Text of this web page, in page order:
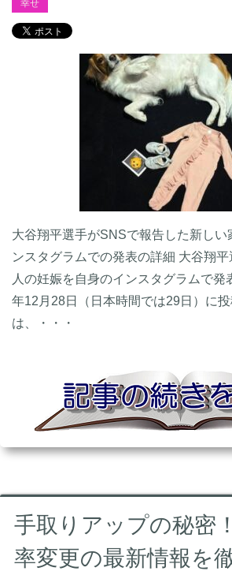
幸せ
大谷翔平選手がSNSで報告した新しい
ンスタグラムでの発表の詳細 大谷翔
人の妊娠を自身のインスタグラムで発
年12月28日（日本時間では29日）に
は、・・・
手取りアップの秘密
率変更の最新情報を